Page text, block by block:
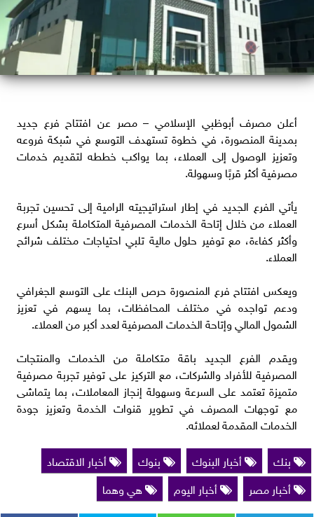
أعلن مصرف أبوظبي الإسلامي – مصر عن افتتاح فرع جديد
بمدينة المنصورة، في خطوة تستهدف التوسع في شبكة فروعه
وتعزيز الوصول إلى العملاء، بما يواكب خططه لتقديم خدمات
مصرفية أكثر قربًا وسهولة.
يأتي الفرع الجديد في إطار استراتيجيته الرامية إلى تحسين تجربة
العملاء من خلال إتاحة الخدمات المصرفية المتكاملة بشكل أسرع
وأكثر كفاءة، مع توفير حلول مالية تلبي احتياجات مختلف شرائح
العملاء.
ويعكس افتتاح فرع المنصورة حرص البنك على التوسع الجغرافي
ودعم تواجده في مختلف المحافظات، بما يسهم في تعزيز
الشمول المالي وإتاحة الخدمات المصرفية لعدد أكبر من العملاء.
ويقدم الفرع الجديد باقة متكاملة من الخدمات والمنتجات
المصرفية للأفراد والشركات، مع التركيز على توفير تجربة مصرفية
متميزة تعتمد على السرعة وسهولة إنجاز المعاملات، بما يتماشى
مع توجهات المصرف في تطوير قنوات الخدمة وتعزيز جودة
الخدمات المقدمة لعملائه.
بنك
أخبار البنوك بنوك
أخبار الاقتصاد
أخبار مصر
أخبار اليوم هي وهما